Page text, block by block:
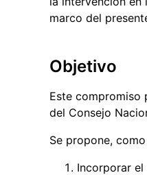
marco del
Objetivo
Este compromiso
del Consejo
Se propone,
Incorporar